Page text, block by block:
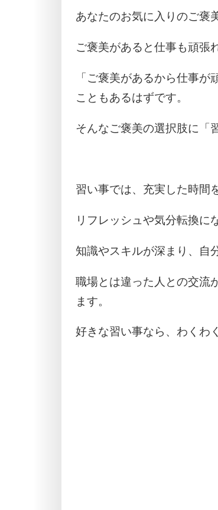
あなたのお気に入りのご褒
ご褒美があると仕事も頑張
「ご褒美があるから仕事
こともあるはずです。
そんなご褒美の選択肢に「
習い事では、充実した時間
リフレッシュや気分転換に
知識やスキルが深まり、自
職場とは違った人との交流
ます。
好きな習い事なら、わくわ